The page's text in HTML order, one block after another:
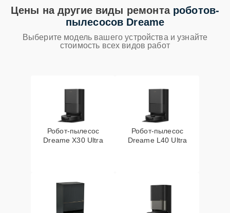
Цены на другие виды ремонта роботов-
пылесосов Dreame
Выберите модель вашего устройства и узнайте
стоимость всех видов работ
Робот-пылесос
Dreame X30 Ultra
Робот-пылесос
Dreame L40 Ultra